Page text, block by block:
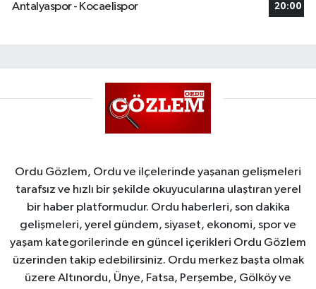
Antalyaspor - Kocaelispor 20:00
Ordu Gözlem, Ordu ve ilçelerinde yaşanan gelişmeleri
tarafsız ve hızlı bir şekilde okuyucularına ulaştıran yerel
bir haber platformudur. Ordu haberleri, son dakika
gelişmeleri, yerel gündem, siyaset, ekonomi, spor ve
yaşam kategorilerinde en güncel içerikleri Ordu Gözlem
üzerinden takip edebilirsiniz. Ordu merkez başta olmak
üzere Altınordu, Ünye, Fatsa, Perşembe, Gölköy ve